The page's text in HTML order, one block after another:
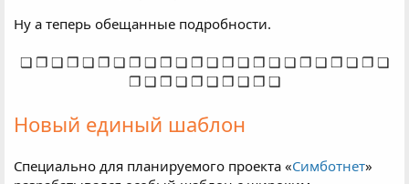
Ну а теперь обещанные подробности.
❏ ❐ ❑ ❒ ❏ ❐ ❏ ❐ ❑ ❒ ❏ ❐ ❑ ❒ ❑ ❒ ❑ ❏ ❐ ❑ ❒ ❏ ❐ ❏
❐ ❑ ❒ ❏ ❐ ❑ ❒ ❑ ❒ ❑​
Новый единый шаблон
Специально для планируемого проекта «Симботнет»